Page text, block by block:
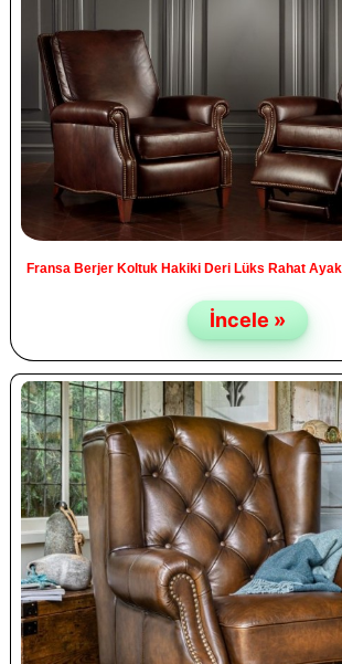
Fransa Berjer Koltuk Hakiki Deri Lüks Rahat Ayak
İncele »